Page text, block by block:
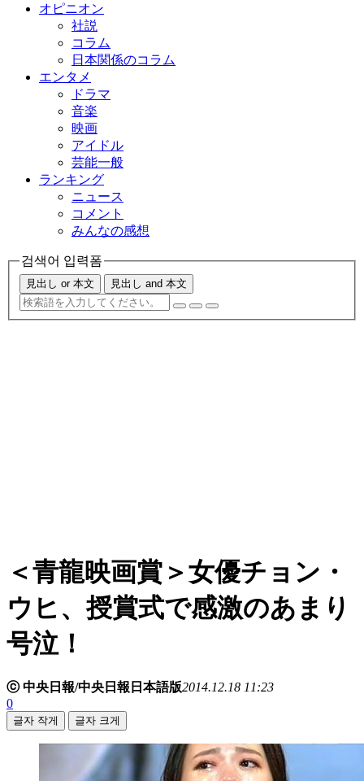
オピニオン
社説
コラム
日本関係のコラム
エンタメ
ドラマ
音楽
映画
アイドル
芸能一般
ランキング
ニュース
コメント
みんなの感想
검색어 입력폼
見出し or 本文 見出し and 本文
＜青龍映画賞＞女優チョン・
ウヒ、授賞式で感激のあまり
号泣！
ⓒ 中央日報/中央日報日本語版2014.12.18 11:23
0
글자 작게 글자 크게